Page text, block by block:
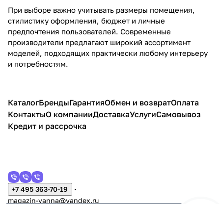
При выборе важно учитывать размеры помещения,
стилистику оформления, бюджет и личные
предпочтения пользователей. Современные
производители предлагают широкий ассортимент
моделей, подходящих практически любому интерьеру
и потребностям.
КаталогБрендыГарантияОбмен и возвратОплата
КонтактыО компанииДоставкаУслугиСамовывоз
Кредит и рассрочка
+7 495 363-70-19
magazin-vanna@yandex.ru